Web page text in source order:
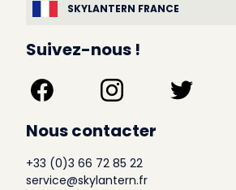
SKYLANTERN FRANCE
Suivez-nous !
Nous contacter
+33 (0)3 66 72 85 22
service@skylantern.fr